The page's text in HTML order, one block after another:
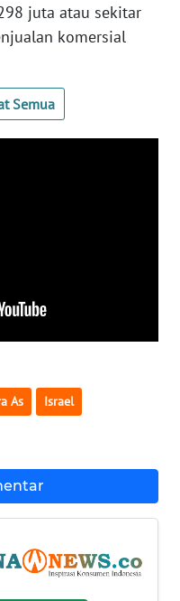
juta atau sekitar
komersial
Semua
As Israel